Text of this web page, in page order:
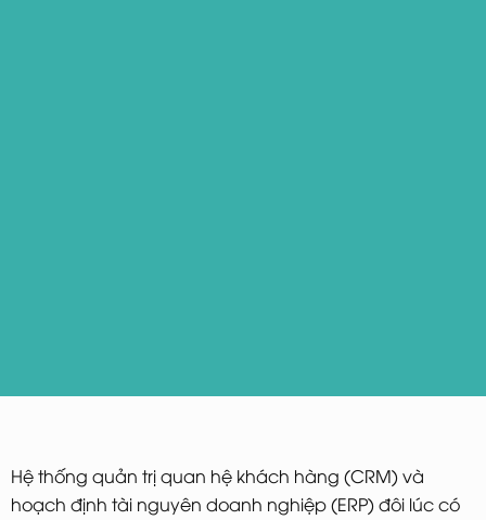
Hệ thống quản trị quan hệ khách hàng (CRM) và
hoạch định tài nguyên doanh nghiệp (ERP) đôi lúc có